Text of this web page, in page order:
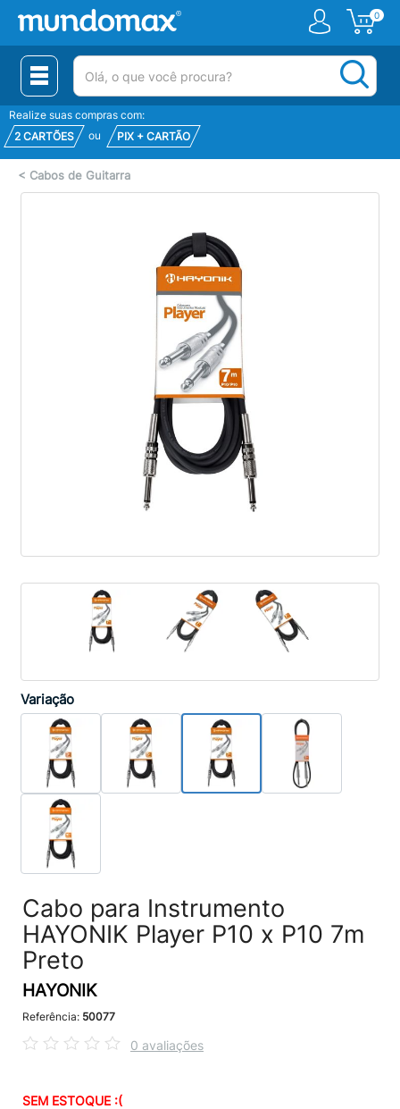
0
(pesquisar)
Realize suas compras com:
2 CARTÕES
ou PIX + CARTÃO
< Cabos de Guitarra
Variação
Cabo para Instrumento
HAYONIK Player P10 x P10 7m
Preto
HAYONIK
Referência: 50077
0 avaliações
SEM ESTOQUE :(